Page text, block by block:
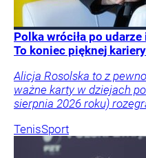
Polka wróciła po
To koniec pięknej kariery
Alicja Rosolska to z
ważne karty w dziejach
sierpnia 2026 roku)
TenisSport